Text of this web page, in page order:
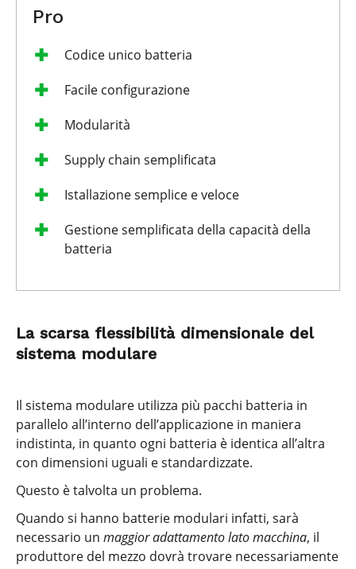
Pro
Codice unico batteria
Facile configurazione
Modularità
Supply chain semplificata
Istallazione semplice e veloce
Gestione semplificata della capacità della
batteria
La scarsa flessibilità dimensionale del
sistema modulare
Il sistema modulare utilizza più pacchi batteria in
parallelo all’interno dell’applicazione in maniera
indistinta, in quanto ogni batteria è identica all’altra
con dimensioni uguali e standardizzate.
Questo è talvolta un problema.
Quando si hanno batterie modulari infatti, sarà
necessario un maggior adattamento lato macchina, il
produttore del mezzo dovrà trovare necessariamente